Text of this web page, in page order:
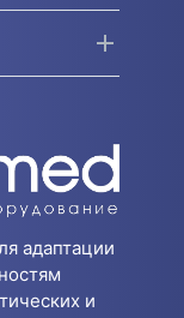
адаптации
и